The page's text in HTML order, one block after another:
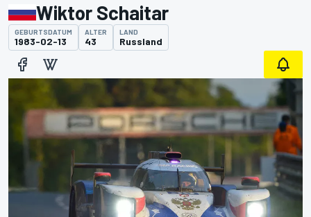
Wiktor Schaitar
GEBURTSDATUM
1983-02-13
ALTER
43
LAND
Russland